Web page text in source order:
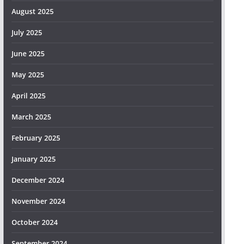
August 2025
July 2025
June 2025
May 2025
April 2025
March 2025
February 2025
January 2025
December 2024
November 2024
October 2024